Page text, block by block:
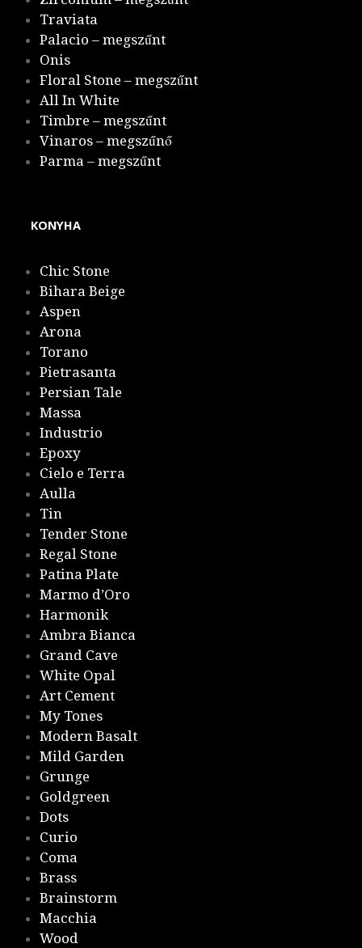
Traviata
Palacio – megszűnt
Onis
Floral Stone – megszűnt
All In White
Timbre – megszűnt
Vinaros – megszűnő
Parma – megszűnt
KONYHA
Chic Stone
Bihara Beige
Aspen
Arona
Torano
Pietrasanta
Persian Tale
Massa
Industrio
Epoxy
Cielo e Terra
Aulla
Tin
Tender Stone
Regal Stone
Patina Plate
Marmo d’Oro
Harmonik
Ambra Bianca
Grand Cave
White Opal
Art Cement
My Tones
Modern Basalt
Mild Garden
Grunge
Goldgreen
Dots
Curio
Coma
Brass
Brainstorm
Macchia
Wood